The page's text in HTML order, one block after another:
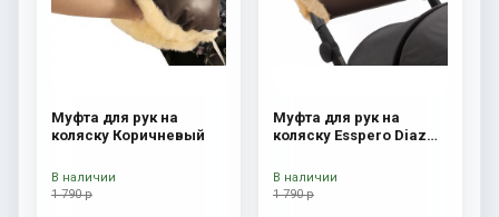
Муфта для рук на
коляску Коричневый
1 790 р
В наличии
Муфта для рук на
коляску Esspero Diaz
Chocolat
1 790 р
В наличии